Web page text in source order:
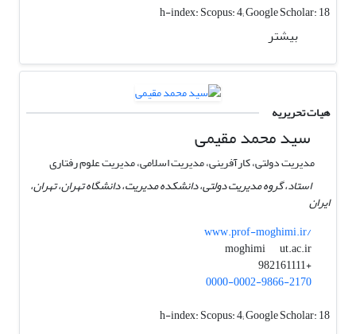
h-index:Scopus: 4; Google Scholar: 18
بیشتر
هیات تحریریه
سید محمد مقیمی
مدیریت دولتی، کارآفرینی، مدیریت اسلامی، مدیریت علوم رفتاری
استاد، گروه مدیریت دولتی، دانشکده مدیریت، دانشگاه تهران، تهران،
ایران
www.prof-moghimi.ir/
moghimi
ut.ac.ir
+982161111
0000-0002-9866-2170
h-index:Scopus: 4; Google Scholar: 18